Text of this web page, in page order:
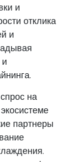
и
отклика
и
на
партнеры